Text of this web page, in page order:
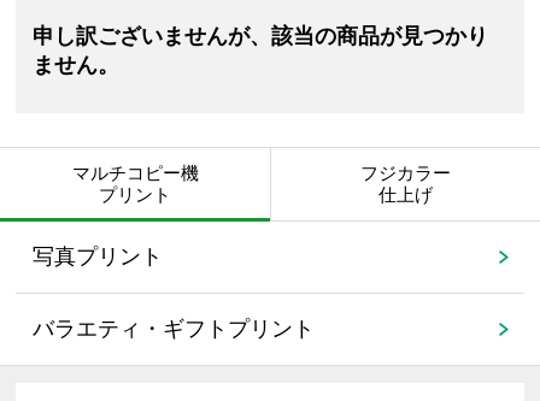
申し訳ございませんが、該当の商品が見つかり
ません。
マルチコピー機
プリント
写真プリント
バラエティ・ギフトプリント
フジカラー
仕上げ